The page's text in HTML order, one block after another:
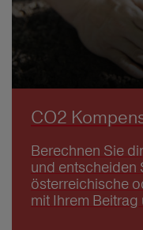
CO2
Berechnen Sie
und entscheiden
österreichische
mit Ihrem